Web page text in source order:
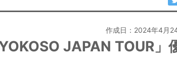
作成日：2024年4月
JAPAN TOUR」